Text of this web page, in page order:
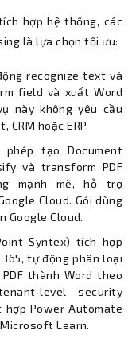
hợp hệ thống, các
là lựa chọn tối ưu:
recognize text và
field và xuất Word
này không yêu cầu
hoặc ERP.
phép tạo Document
và transform PDF
mạnh mẽ, hỗ trợ
Cloud. Gói dùng
Google Cloud.
Syntex) tích hợp
tự động phân loại
thành Word theo
security
Power Automate
Learn.